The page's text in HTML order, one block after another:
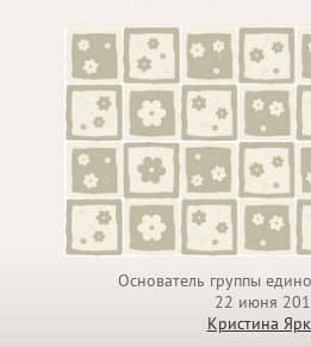
Основатель группы
22 июня
Кристина